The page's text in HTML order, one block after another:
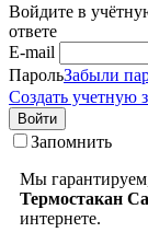
Войдите в
ответе
E-mail
ПарольЗабыли
Создать учетную
Войти
Запомнить
Мы
Термостакан
интернете.